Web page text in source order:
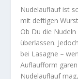
Nudelauflauf ist
mit deftigen
Ob Du die
überlassen.
bei Lasagne –
Auflaufform
Nudelauflauf